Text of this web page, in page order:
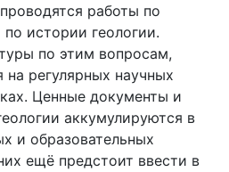
работы по
истории геологии.
по этим вопросам,
регулярных научных
Ценные документы и
аккумулируются в
и образовательных
ещё предстоит ввести в